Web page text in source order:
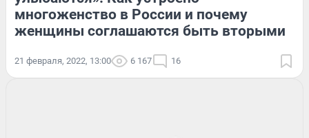
многоженство в России и почему
женщины соглашаются быть вторыми
21 февраля, 2022, 13:00 6 167 16